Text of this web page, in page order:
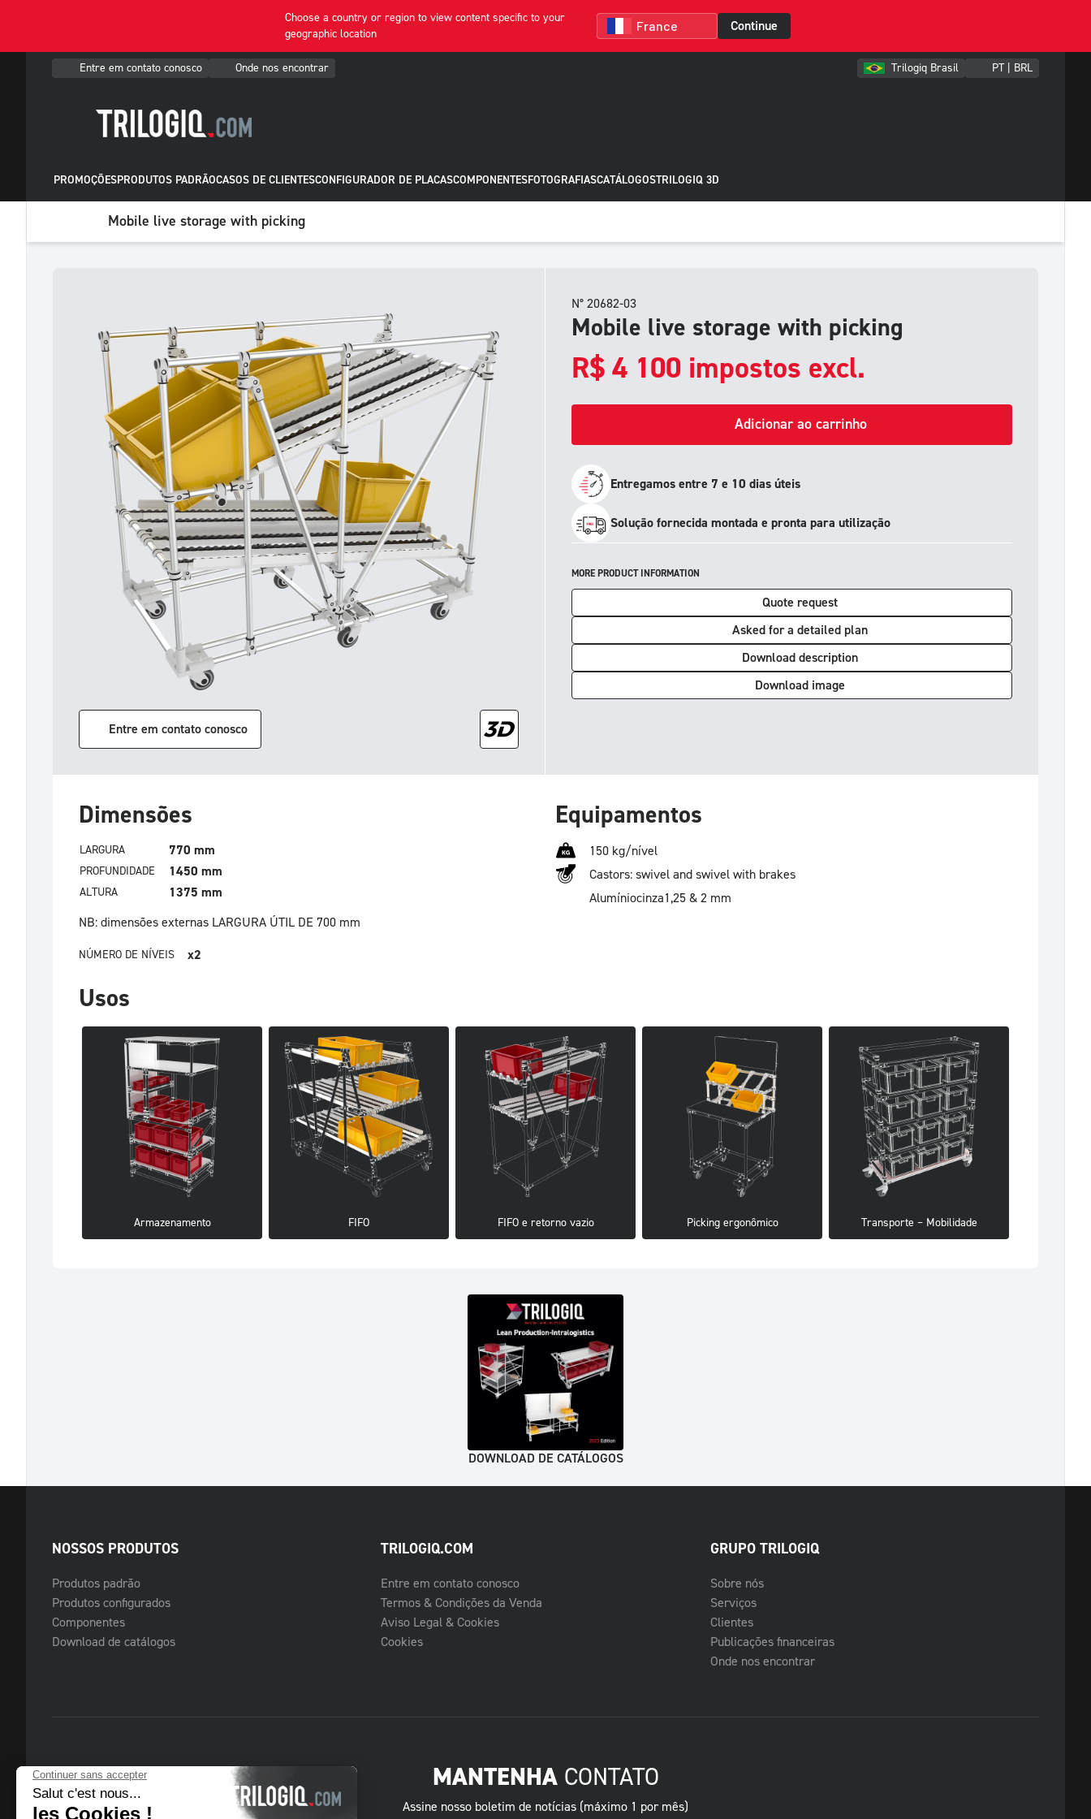
Choose a country or region to view content specific to your
geographic location
Continue
Entre em contato conosco Onde nos encontrar Trilogiq Brasil PT | BRL
PROMOÇÕESPRODUTOS PADRÃOCASOS DE CLIENTESCONFIGURADOR DE PLACASCOMPONENTESFOTOGRAFIASCATÁLOGOSTRILOGIQ 3D
Mobile live storage with picking
Entre em contato conosco
N° 20682-03
Mobile live storage with picking
R$4 100 impostos excl.
Adicionar ao carrinho
Entregamos entre 7 e 10 dias úteis
Solução fornecida montada e pronta para utilização
MORE PRODUCT INFORMATION
Quote request
Asked for a detailed plan
Download description
Download image
Dimensões
LARGURA 770 mm
PROFUNDIDADE 1450 mm
ALTURA
1375 mm
NB: dimensões externas LARGURA ÚTIL DE 700 mm
NÚMERO DE NÍVEIS x2
Equipamentos
150 kg/nível
Castors: swivel and swivel with brakes
Alumíniocinza1,25 & 2 mm
Usos
Armazenamento FIFO FIFO e retorno vazio Picking ergonômico Transporte – Mobilidade
DOWNLOAD DE CATÁLOGOS
NOSSOS PRODUTOS
Produtos padrão
Produtos configurados
Componentes
Download de catálogos
TRILOGIQ.COM
Entre em contato conosco
Termos & Condições da Venda
Aviso Legal & Cookies
Cookies
GRUPO TRILOGIQ
Sobre nós
Serviços
Clientes
Publicações financeiras
Onde nos encontrar
MANTENHACONTATO
Assine nosso boletim de notícias (máximo 1 por mês)